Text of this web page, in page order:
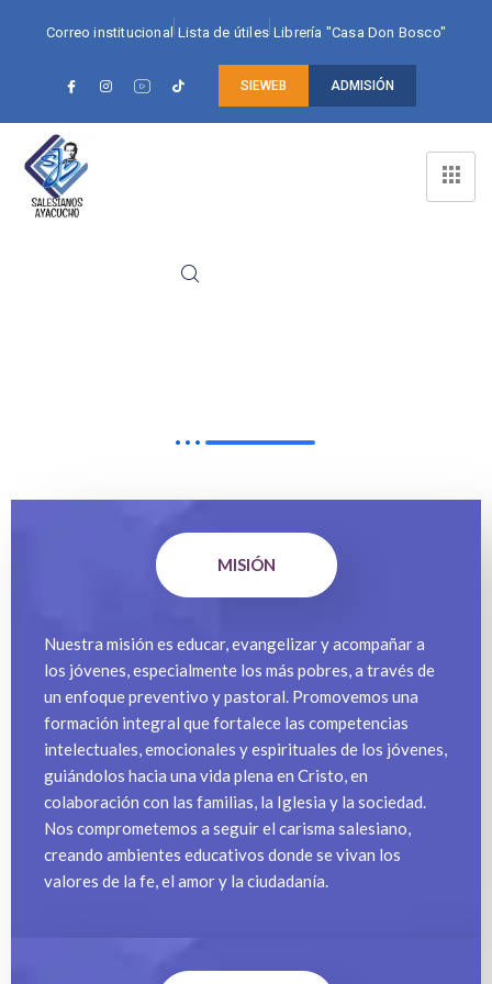
Correo institucional Lista de útiles Librería "Casa Don Bosco"
SIEWEB ADMISIÓN
MISIÓN
Nuestra misión es educar, evangelizar y acompañar a
los jóvenes, especialmente los más pobres, a través de
un enfoque preventivo y pastoral. Promovemos una
formación integral que fortalece las competencias
intelectuales, emocionales y espirituales de los jóvenes,
guiándolos hacia una vida plena en Cristo, en
colaboración con las familias, la Iglesia y la sociedad.
Nos comprometemos a seguir el carisma salesiano,
creando ambientes educativos donde se vivan los
valores de la fe, el amor y la ciudadanía.